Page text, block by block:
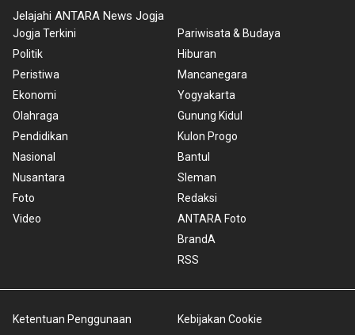
Jelajahi ANTARA News Jogja
Jogja Terkini
Politik
Peristiwa
Ekonomi
Olahraga
Pendidikan
Nasional
Nusantara
Foto
Video
Pariwisata & Budaya
Hiburan
Mancanegara
Yogyakarta
Gunung Kidul
Kulon Progo
Bantul
Sleman
Redaksi
ANTARA Foto
BrandA
RSS
Ketentuan Penggunaan
Kebijakan Cookie